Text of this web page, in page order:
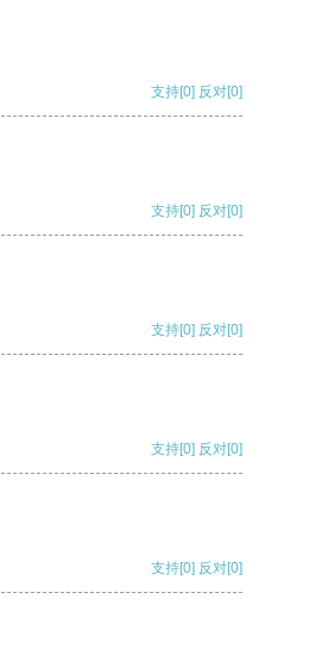
支持[0] 反对[0]
支持[0] 反对[0]
支持[0] 反对[0]
支持[0] 反对[0]
支持[0] 反对[0]